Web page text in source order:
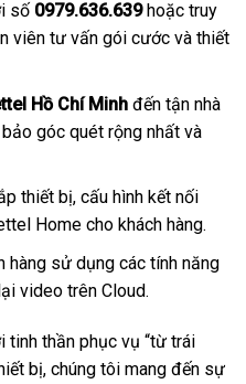
số 0979.636.639hoặc truy
viên tư vấn gói cước và thiết
Hồ Chí Minhđến tận nhà
góc quét rộng nhất và
thiết bị, cấu hình kết nối
Home cho khách hàng.
hàng sử dụng các tính năng
video trên Cloud.
thần phục vụ “từ trái
bị, chúng tôi mang đến sự